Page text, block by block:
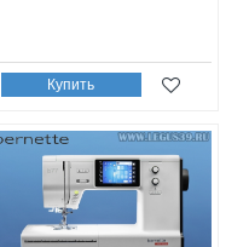
Купить